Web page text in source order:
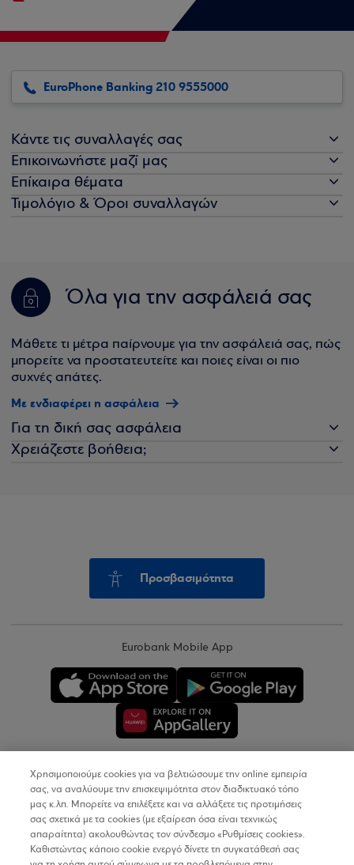
EuroPhone Banking 210 9555000
Κάντε τις συναλλαγές σας
Επικοινωνήστε μαζί μας
Επίκαιρα θέματα
Τιμολόγιο & Όροι συναλλαγών
Όλα για την ασφάλειά σας
Μάθετε τι μέτρα παίρνουμε για την ασφάλειά σας, πώς
μπορείτε να προστατευτείτε και ποιες είναι οι πιο
συχνές απάτες.
Με ενδιαφέρει η ασφάλεια
Για τη δική σας ασφάλεια
Χρειάζεστε βοήθεια;
Προσβασιμότητα
Eurobank Mobile App
Copyright © 2026
Όροι Χρήσης
Προσωπικά Δεδομένα στον Διαδικτυακό Τόπο
Χρησιμοποιούμε cookies για να βελτιώσουμε την online εμπειρία
σας, να αναλύουμε την επισκεψιμότητα στον διαδικτυακό τόπο
μας κ.λπ. Μπορείτε να επιλέξετε και να αλλάξετε τις προτιμήσεις
σας σχετικά με τα cookies (με εξαίρεση όσα είναι τεχνικώς
απαραίτητα) ακολουθώντας τον σύνδεσμο «Ρυθμίσεις cookies».
Καθιστώντας κάποιο cookie ενεργό δίνετε τη συγκατάθεσή σας